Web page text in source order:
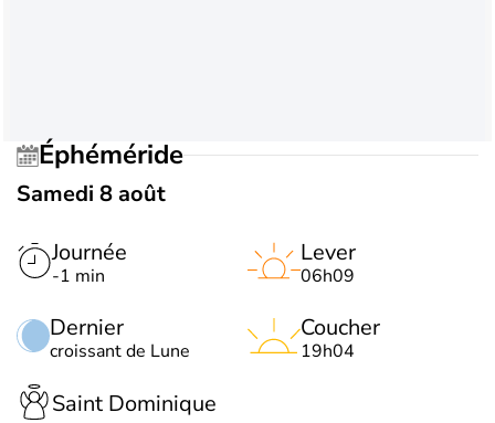
Éphéméride
Samedi 8 août
Journée
-1 min
Dernier
croissant de Lune
Lever
06h09
Coucher
19h04
Saint Dominique